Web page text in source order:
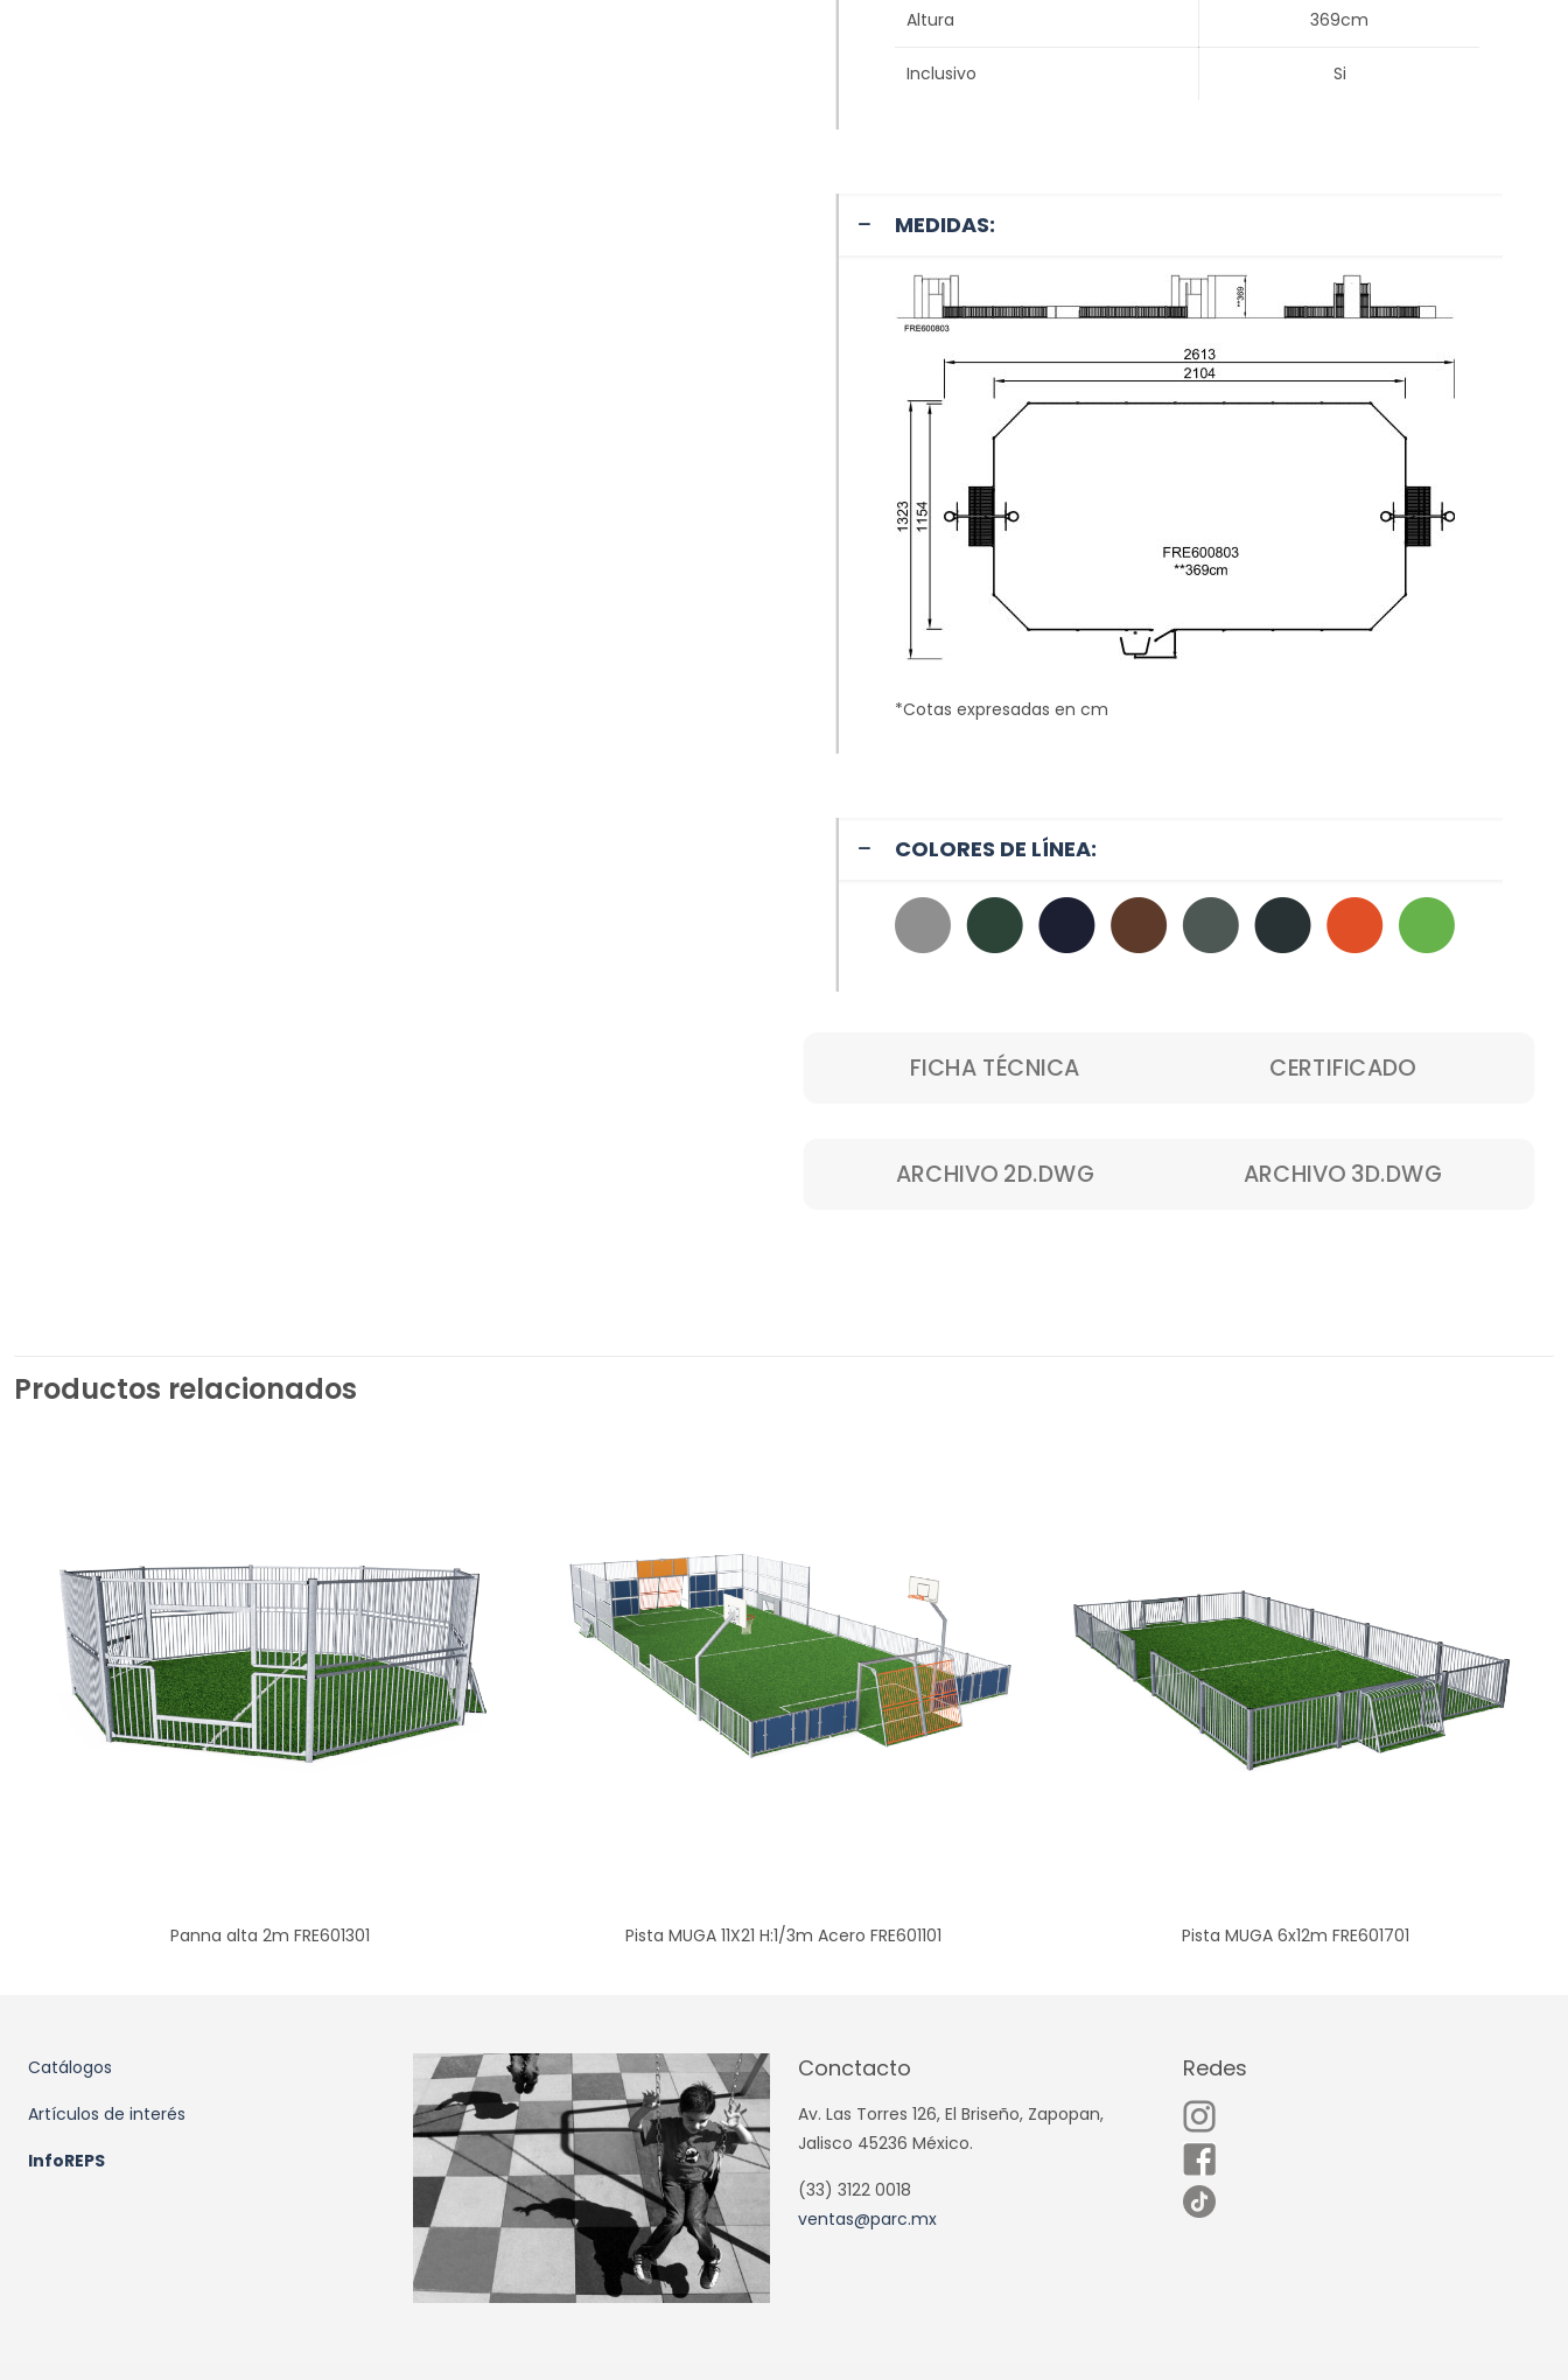
Altura 369cm
Inclusivo Si
MEDIDAS:
*Cotas expresadas en cm
COLORES DE LÍNEA:
FICHA TÉCNICA CERTIFICADO
ARCHIVO 2D.DWG ARCHIVO 3D.DWG
Productos relacionados
Panna alta 2m FRE601301 Pista MUGA 11X21 H:1/3m Acero FRE601101 Pista MUGA 6x12m FRE601701
Catálogos
Artículos de interés
InfoREPS
Conctacto
Av. Las Torres 126, El Briseño, Zapopan,
Jalisco 45236 México.
(33) 3122 0018
ventas@parc.mx
Redes